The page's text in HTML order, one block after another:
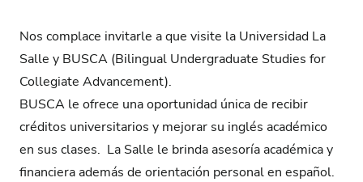
Nos complace invitarle a que visite la Universidad La
Salle y BUSCA (Bilingual Undergraduate Studies for
Collegiate Advancement).
BUSCA le ofrece una oportunidad única de recibir
créditos universitarios y mejorar su inglés académico
en sus clases. La Salle le brinda asesoría académica y
financiera además de orientación personal en español.